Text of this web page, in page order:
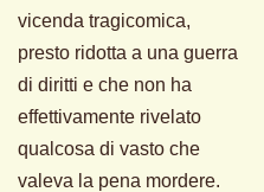
vicenda tragicomica,
presto ridotta a una guerra
di diritti e che non ha
effettivamente rivelato
qualcosa di vasto che
valeva la pena mordere.